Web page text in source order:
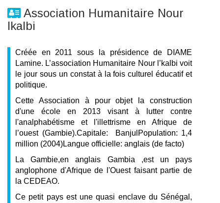
Association Humanitaire Nour
lkalbi
Créée en 2011 sous la présidence de DIAME
Lamine. L’association Humanitaire Nour l’kalbi voit
le jour sous un constat à la fois culturel éducatif et
politique.
Cette Association à pour objet la construction
d'une école en 2013 visant à lutter contre
l'analphabétisme et l'illettrisme en Afrique de
l’ouest (Gambie).Capitale: BanjulPopulation: 1,4
million (2004)Langue officielle: anglais (de facto)
La Gambie,en anglais Gambia ,est un pays
anglophone d'Afrique de l'Ouest faisant partie de
la CEDEAO.
Ce petit pays est une quasi enclave du Sénégal,